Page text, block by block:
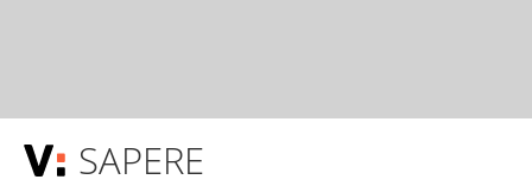
SAPERE